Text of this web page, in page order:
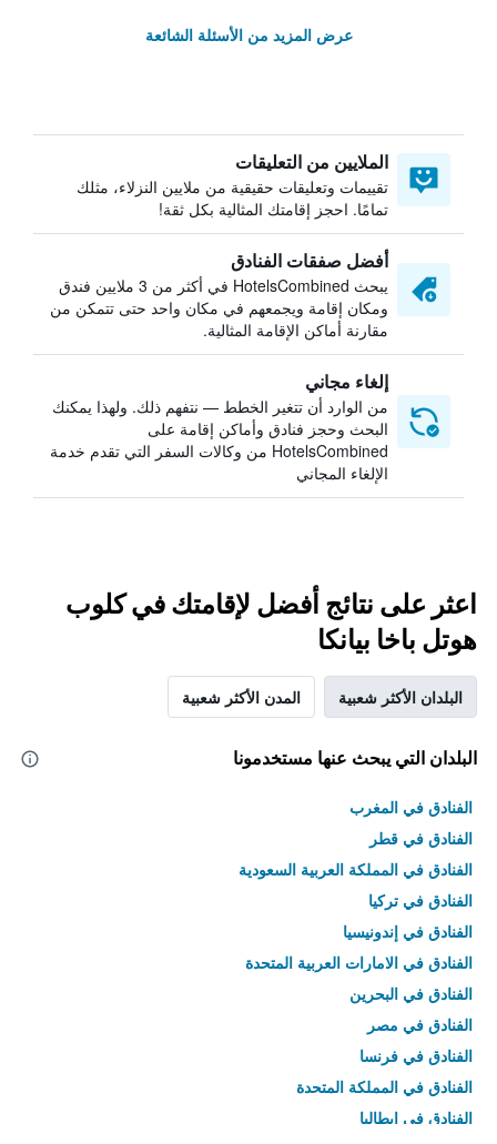
عرض المزيد من الأسئلة الشائعة
الملايين من التعليقات
تقييمات وتعليقات حقيقية من ملايين النزلاء، مثلك
تمامًا. احجز إقامتك المثالية بكل ثقة!
أفضل صفقات الفنادق
يبحث HotelsCombined في أكثر من 3 ملايين فندق
ومكان إقامة ويجمعهم في مكان واحد حتى تتمكن من
مقارنة أماكن الإقامة المثالية.
إلغاء مجاني
من الوارد أن تتغير الخطط — نتفهم ذلك. ولهذا يمكنك
البحث وحجز فنادق وأماكن إقامة على
HotelsCombined من وكالات السفر التي تقدم خدمة
الإلغاء المجاني
اعثر على نتائج أفضل لإقامتك في كلوب
هوتل باخا بيانكا
البلدان الأكثر شعبية المدن الأكثر شعبية
البلدان التي يبحث عنها مستخدمونا
الفنادق في المغرب
الفنادق في قطر
الفنادق في المملكة العربية السعودية
الفنادق في تركيا
الفنادق في إندونيسيا
الفنادق في الامارات العربية المتحدة
الفنادق في البحرين
الفنادق في مصر
الفنادق في فرنسا
الفنادق في المملكة المتحدة
الفنادق في إيطاليا